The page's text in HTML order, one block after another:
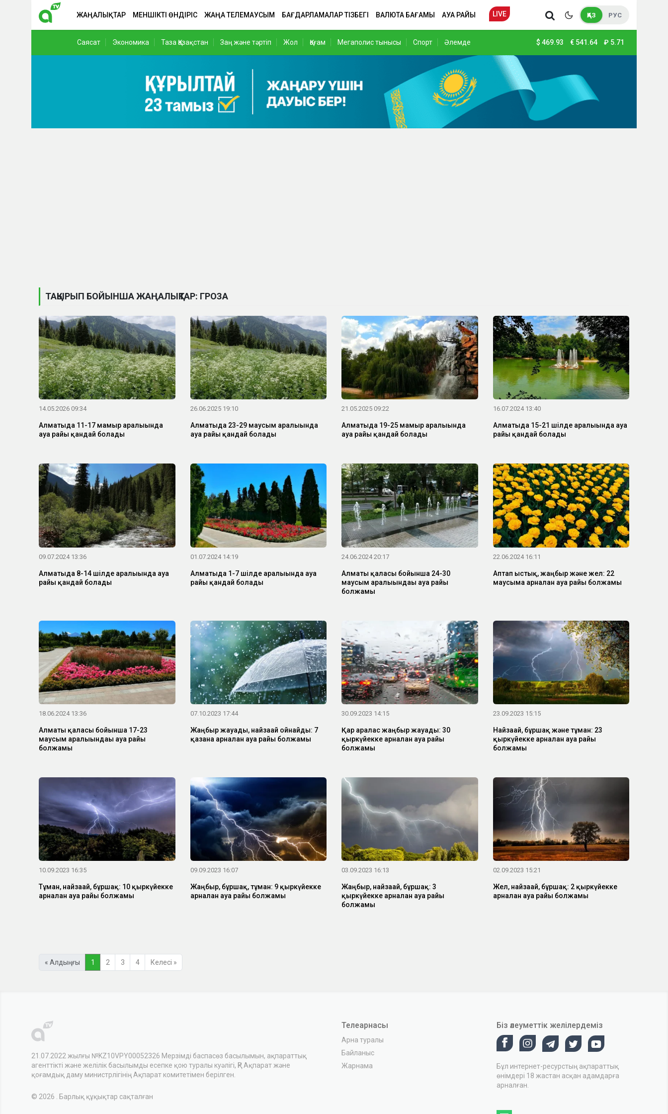
ЖАҢАЛЫҚТАР МЕНШІКТІ ӨНДІРІС ЖАҢА ТЕЛЕМАУСЫМ БАҒДАРЛАМАЛАР ТІЗБЕГІ ВАЛЮТА БАҒАМЫ АУА РАЙЫ LIVE ҚАЗ РУС
Саясат Экономика Таза Қазақстан Заң және тәртіп Жол Қоғам Мегаполис тынысы Спорт Әлемде $ 469.93 € 541.64 ₽ 5.71
ТАҚЫРЫП БОЙЫНША ЖАҢАЛЫҚТАР: ГРОЗА
14.05.2026 09:34
Алматыда 11-17 мамыр аралығында
ауа райы қандай болады
26.06.2025 19:10
Алматыда 23-29 маусым аралығында
ауа райы қандай болады
21.05.2025 09:22
Алматыда 19-25 мамыр аралығында
ауа райы қандай болады
16.07.2024 13:40
Алматыда 15-21 шілде аралығында ауа
райы қандай болады
09.07.2024 13:36
Алматыда 8-14 шілде аралығында ауа
райы қандай болады
01.07.2024 14:19
Алматыда 1-7 шілде аралығында ауа
райы қандай болады
24.06.2024 20:17
Алматы қаласы бойынша 24-30
маусым аралығындағы ауа райы
болжамы
22.06.2024 16:11
Аптап ыстық, жаңбыр және жел: 22
маусымға арналған ауа райы болжамы
18.06.2024 13:36
Алматы қаласы бойынша 17-23
маусым аралығындағы ауа райы
болжамы
07.10.2023 17:44
Жаңбыр жауады, найзағай ойнайды: 7
қазанға арналған ауа райы болжамы
30.09.2023 14:15
Қар аралас жаңбыр жауады: 30
қыркүйекке арналған ауа райы
болжамы
23.09.2023 15:15
Найзағай, бұршақ және тұман: 23
қыркүйекке арналған ауа райы
болжамы
10.09.2023 16:35
Тұман, найзағай, бұршақ: 10 қыркүйекке
арналған ауа райы болжамы
09.09.2023 16:07
Жаңбыр, бұршақ, тұман: 9 қыркүйекке
арналған ауа райы болжамы
03.09.2023 16:13
Жаңбыр, найзағай, бұршақ: 3
қыркүйекке арналған ауа райы
болжамы
02.09.2023 15:21
Жел, найзағай, бұршақ: 2 қыркүйекке
арналған ауа райы болжамы
« Алдыңғы 1 2 3 4 Келесі »
21.07.2022 жылғы №KZ10VPY00052326 Мерзімді баспасөз басылымын, ақпараттық
агенттікті және желілік басылымды есепке қою туралы куәлігі, ҚР Ақпарат және
қоғамдық даму министрлігінің Ақпарат комитетімен берілген.
© 2026 . Барлық құқықтар сақталған
Телеарнасы
Арна туралы
Байланыс
Жарнама
Біз әлеуметтік желілердеміз
Бұл интернет-ресурстың ақпараттық
өнімдері 18 жастан асқан адамдарға
арналған.